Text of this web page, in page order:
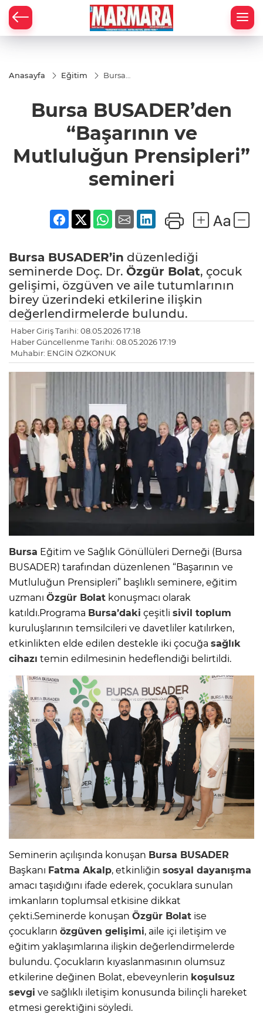
Anasayfa Eğitim
Bursa
Mutluluğun
Prensipleri”
Bursa BUSADER’den
“Başarının ve
Mutluluğun Prensipleri”
semineri
Bursa BUSADER’in düzenlediği
seminerde Doç. Dr. Özgür Bolat, çocuk
gelişimi, özgüven ve aile tutumlarının
birey üzerindeki etkilerine ilişkin
değerlendirmelerde bulundu.
Haber Giriş Tarihi: 08.05.2026 17:18
Haber Güncellenme Tarihi: 08.05.2026 17:19
Muhabir: ENGİN ÖZKONUK
Bursa Eğitim ve Sağlık Gönüllüleri Derneği (Bursa
BUSADER) tarafından düzenlenen “Başarının ve
Mutluluğun Prensipleri” başlıklı seminere, eğitim
uzmanı Özgür Bolat konuşmacı olarak
katıldı.Programa Bursa’daki çeşitli sivil toplum
kuruluşlarının temsilcileri ve davetliler katılırken,
etkinlikten elde edilen destekle iki çocuğa sağlık
cihazı temin edilmesinin hedeflendiği belirtildi.
Seminerin açılışında konuşan Bursa BUSADER
Başkanı Fatma Akalp, etkinliğin sosyal dayanışma
amacı taşıdığını ifade ederek, çocuklara sunulan
imkanların toplumsal etkisine dikkat
çekti.Seminerde konuşan Özgür Bolat ise
çocukların özgüven gelişimi, aile içi iletişim ve
eğitim yaklaşımlarına ilişkin değerlendirmelerde
bulundu. Çocukların kıyaslanmasının olumsuz
etkilerine değinen Bolat, ebeveynlerin koşulsuz
sevgi ve sağlıklı iletişim konusunda bilinçli hareket
etmesi gerektiğini söyledi.